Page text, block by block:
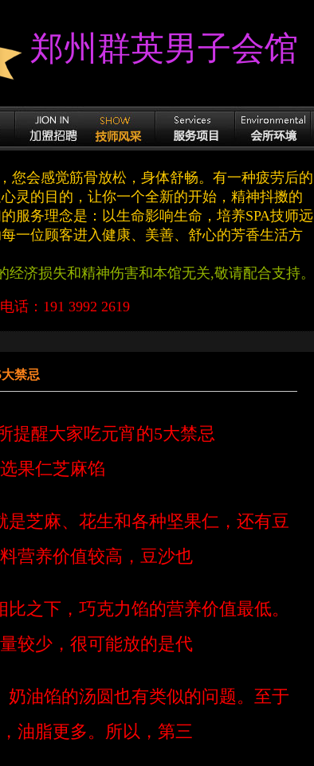
郑州群英男子会馆
您会感觉筋骨放松，身体舒畅。有一种疲劳后的
灵的目的，让你一个全新的开始，精神抖擞的
服务理念是：以生命影响生命，培养SPA技师远
一位顾客进入健康、美善、舒心的芳香生活方
济损失和精神伤害和本馆无关,敬请配合支持。
话：191 3992 2619
禁忌
提醒大家吃元宵的5大禁忌
果仁芝麻馅
芝麻、花生和各种坚果仁，还有豆
营养价值较高，豆沙也
之下，巧克力馅的营养价值最低。
较少，很可能放的是代
奶油馅的汤圆也有类似的问题。至于
油脂更多。所以，第三